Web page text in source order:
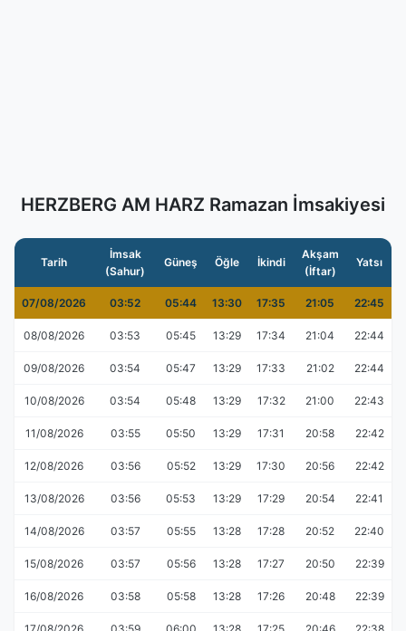
HERZBERG AM HARZ Ramazan İmsakiyesi
Tarih
İmsak
(Sahur)
Güneş Öğle İkindi
Akşam
(İftar)
Yatsı
07/08/2026 03:52 05:44 13:30 17:35 21:05 22:45
08/08/2026 03:53 05:45 13:29 17:34 21:04 22:44
09/08/2026 03:54 05:47 13:29 17:33 21:02 22:44
10/08/2026 03:54 05:48 13:29 17:32 21:00 22:43
11/08/2026 03:55 05:50 13:29 17:31 20:58 22:42
12/08/2026 03:56 05:52 13:29 17:30 20:56 22:42
13/08/2026 03:56 05:53 13:29 17:29 20:54 22:41
14/08/2026 03:57 05:55 13:28 17:28 20:52 22:40
15/08/2026 03:57 05:56 13:28 17:27 20:50 22:39
16/08/2026 03:58 05:58 13:28 17:26 20:48 22:39